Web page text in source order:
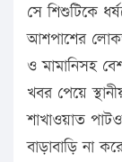
সে শিশুটিকে
আশপাশের
ও মামানিসহ
খবর পেয়ে
শাখাওয়াত
বাড়াবাড়ি না